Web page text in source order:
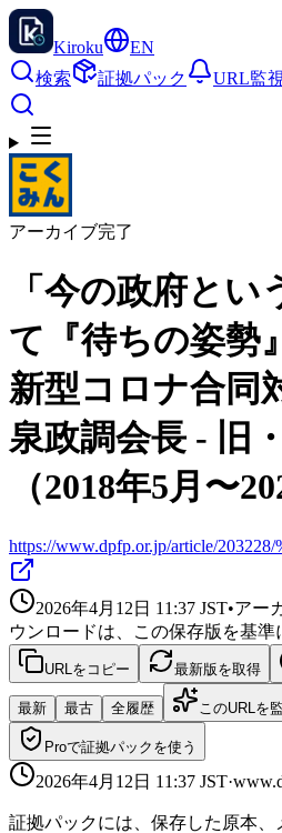
Kiroku
EN
検索
証拠パック URL監視
アーカイブ完了
「今の政府と
て『待ちの姿勢
新型コロナ合同
泉政調会長 - 旧
（2018年5月〜
https://www.dpfp.or.jp/article/
2026年4月12日 11:37 JST•アー
ウンロードは、この保存版を基準
URLをコピー 最新版を取得
最新 最古 全履歴 このURLを
Proで証拠パックを使う
2026年4月12日 11:37 JST·
証拠パックには、保存した原本、